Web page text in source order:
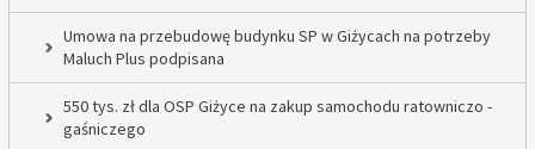
Umowa na przebudowę budynku SP w Giżycach na potrzeby
Maluch Plus podpisana
550 tys. zł dla OSP Giżyce na zakup samochodu ratowniczo -
gaśniczego